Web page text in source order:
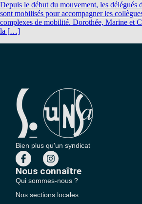
Depuis le début du mouvement, les délégués
sont mobilisés pour accompagner les
complexes de mobilité. Dorothée, Marine et
la […]
Bien plus qu'un syndicat
Nous connaître
Qui sommes-nous ?
Nos sections locales